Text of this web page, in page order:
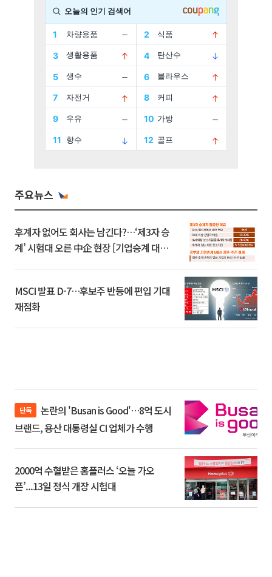
주요뉴스
후계자 없어도 회사는 남긴다?…‘제3자 승
계’ 시험대 오른 中企 현장 [기업승계 대전
MSCI 발표 D-7…후보주 반등에 편입 기대
재점화
단독
브랜드, 용산 대통령실 CI 업체가 수행
2000억 수혈받은 홈플러스 ‘오늘 가오
픈’...13일 정식 개장 시험대